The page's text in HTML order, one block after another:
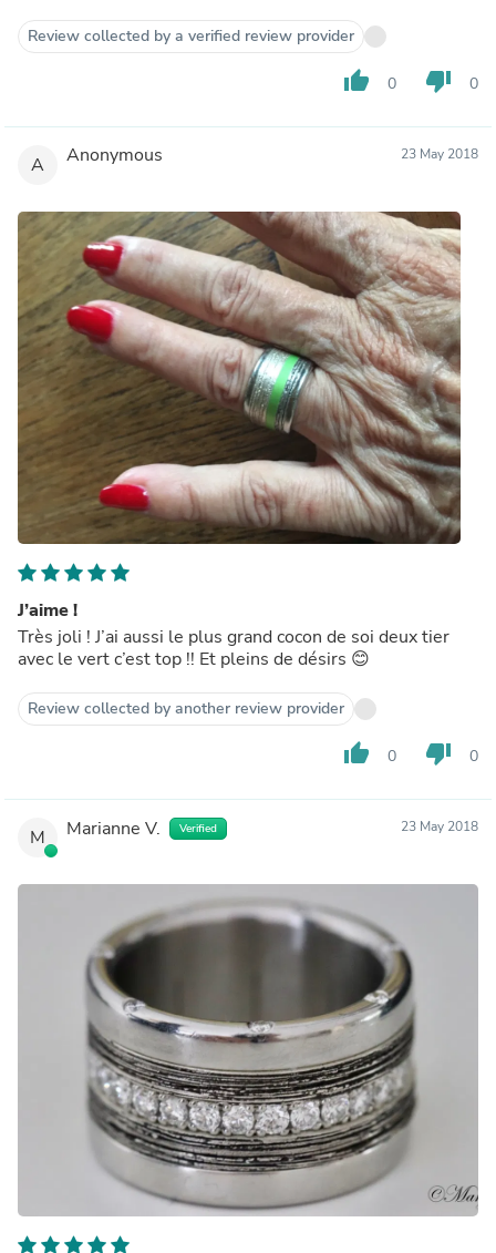
Review collected by a verified review provider
thumb_up 0 thumb_down 0
A Anonymous 23 May 2018
J’aime !
Très joli ! J’ai aussi le plus grand cocon de soi deux tier
avec le vert c’est top !! Et pleins de désirs 😊
Review collected by another review provider
thumb_up 0 thumb_down 0
M Marianne V. Verified 23 May 2018